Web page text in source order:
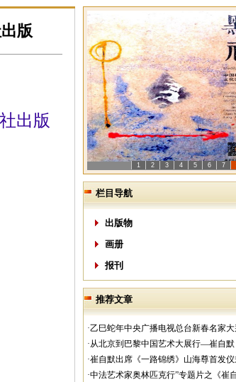
版
出版
1 2 3 4 5 6 7
栏目导航
出版物
画册
报刊
推荐文章
·乙巳蛇年中央广播电视总台新春名家大
·从北京到巴黎中国艺术大展行—崔自默
·崔自默出席《一路锦绣》山海尊首发
·中法艺术家奥林匹克行”专题片之《崔